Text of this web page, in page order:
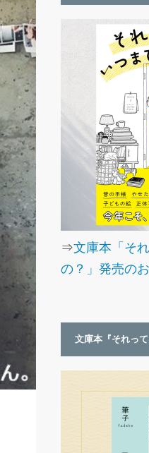
⇒文庫本「そ
の？」発売の
文庫本『それって